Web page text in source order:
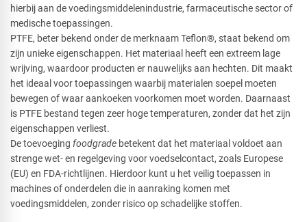
hierbij aan de voedingsmiddelenindustrie, farmaceutische sector of
medische toepassingen.
PTFE, beter bekend onder de merknaam Teflon®, staat bekend om
zijn unieke eigenschappen. Het materiaal heeft een extreem lage
wrijving, waardoor producten er nauwelijks aan hechten. Dit maakt
het ideaal voor toepassingen waarbij materialen soepel moeten
bewegen of waar aankoeken voorkomen moet worden. Daarnaast
is PTFE bestand tegen zeer hoge temperaturen, zonder dat het zijn
eigenschappen verliest.
De toevoeging foodgrade betekent dat het materiaal voldoet aan
strenge wet- en regelgeving voor voedselcontact, zoals Europese
(EU) en FDA-richtlijnen. Hierdoor kunt u het veilig toepassen in
machines of onderdelen die in aanraking komen met
voedingsmiddelen, zonder risico op schadelijke stoffen.